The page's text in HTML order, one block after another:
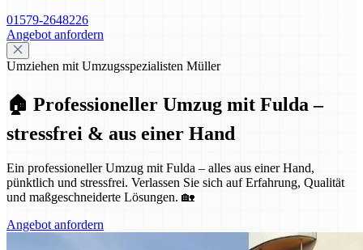
01579-2648226
Angebot anfordern
Umziehen mit Umzugsspezialisten Müller
🏠 Professioneller Umzug mit Fulda –
stressfrei & aus einer Hand
Ein professioneller Umzug mit Fulda – alles aus einer Hand,
pünktlich und stressfrei. Verlassen Sie sich auf Erfahrung, Qualität
und maßgeschneiderte Lösungen. 🏡
Angebot anfordern